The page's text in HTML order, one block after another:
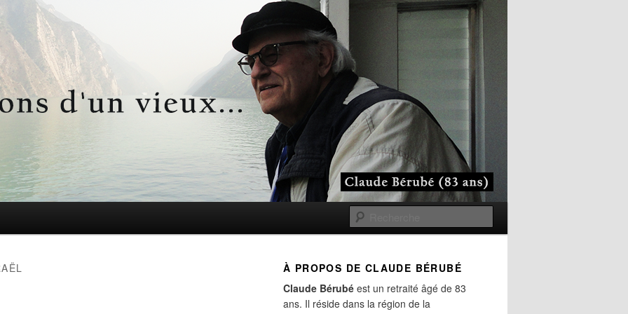
vieux…
À PROPOS DE CLAUDE BÉRUBÉ
Claude Bérubé est un retraité âgé de 83
ans. Il réside dans la région de la